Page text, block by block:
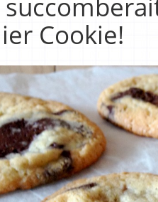
Cookie!